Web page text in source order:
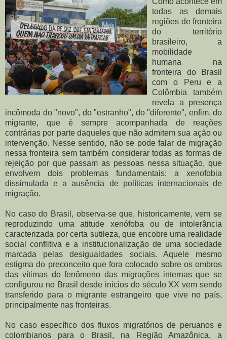
todas as demais
regiões de fronteira
do território
brasileiro, a
mobilidade
humana na
fronteira do Brasil
com o Peru e a
Colômbia também
revela a presença
incômoda do "novo", do "estranho", do "diferente", enfim, do
migrante, que é sempre acompanhada de reações
contrárias por parte daqueles que não admitem sua ação ou
intervenção. Nesse sentido, não se pode falar de migração
nessa fronteira sem também considerar todas as formas de
rejeição por que passam as pessoas nessa situação, que
envolvem dois problemas fundamentais: a xenofobia
dissimulada e a ausência de políticas internacionais de
migração.
No caso do Brasil, observa-se que, historicamente, vem se
reproduzindo uma atitude xenófoba ou de intolerância
caracterizada por certa sutileza, que encobre uma realidade
social conflitiva e a institucionalização de uma sociedade
marcada pelas desigualdades sociais. Aquele mesmo
estigma do preconceito que fora colocado sobre os ombros
das vítimas do fenômeno das migrações internas que se
configurou no Brasil desde inícios do século XX vem sendo
transferido para o migrante estrangeiro que vive no país,
principalmente nas fronteiras.
No caso específico dos fluxos migratórios de peruanos e
colombianos para o Brasil, na Região Amazônica, a